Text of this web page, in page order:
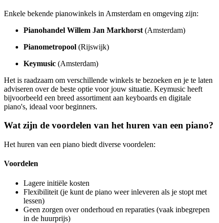
Enkele bekende pianowinkels in Amsterdam en omgeving zijn:
Pianohandel Willem Jan Markhorst (Amsterdam)
Pianometropool (Rijswijk)
Keymusic (Amsterdam)
Het is raadzaam om verschillende winkels te bezoeken en je te laten
adviseren over de beste optie voor jouw situatie. Keymusic heeft
bijvoorbeeld een breed assortiment aan keyboards en digitale
piano's, ideaal voor beginners.
Wat zijn de voordelen van het huren van een piano?
Het huren van een piano biedt diverse voordelen:
Voordelen
Lagere initiële kosten
Flexibiliteit (je kunt de piano weer inleveren als je stopt met
lessen)
Geen zorgen over onderhoud en reparaties (vaak inbegrepen
in de huurprijs)